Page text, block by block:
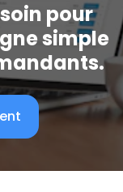
pour
simple